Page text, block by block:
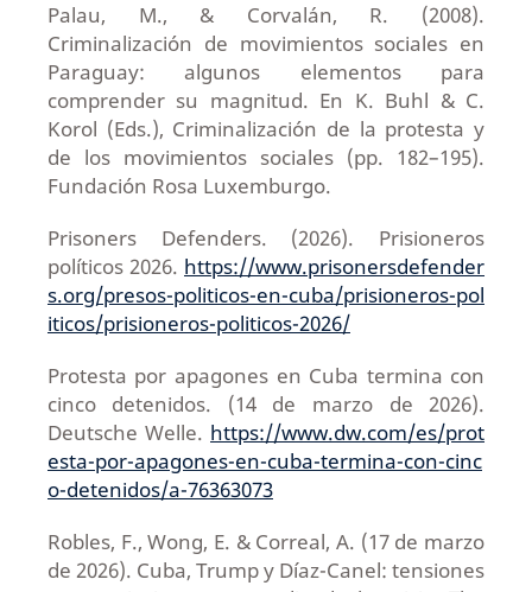
Palau, M., & Corvalán, R. (2008).
Criminalización de movimientos sociales en
Paraguay: algunos elementos para
comprender su magnitud. En K. Buhl & C.
Korol (Eds.), Criminalización de la protesta y
de los movimientos sociales (pp. 182–195).
Fundación Rosa Luxemburgo.
Prisoners Defenders. (2026). Prisioneros
políticos 2026. https://www.prisonersdefender
s.org/presos-politicos-en-cuba/prisioneros-pol
iticos/prisioneros-politicos-2026/
Protesta por apagones en Cuba termina con
cinco detenidos. (14 de marzo de 2026).
Deutsche Welle. https://www.dw.com/es/prot
esta-por-apagones-en-cuba-termina-con-cinc
o-detenidos/a-76363073
Robles, F., Wong, E. & Correal, A. (17 de marzo
de 2026). Cuba, Trump y Díaz-Canel: tensiones